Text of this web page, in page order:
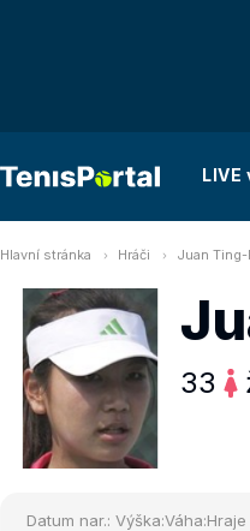
LIVE
Hlavní stránka Hráči Juan Ting-
33
Datum nar.: Výška:Váha: